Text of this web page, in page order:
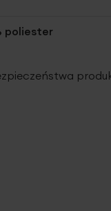
poliester